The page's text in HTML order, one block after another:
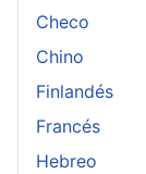
Checo
Chino
Finlandés
Francés
Hebreo